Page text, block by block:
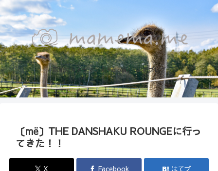
函館のカメラマン『Photo箱』naoのブログ
〔më〕THE DANSHAKU ROUNGEに行っ
てきた！！
X Facebook はてブ